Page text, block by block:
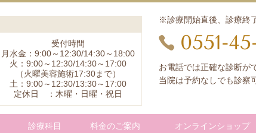
受付時間
月水金：9:00～12:30/14:30～18:00
火：9:00～12:30/14:30～17:00
（火曜美容施術17:30まで）
土：9:00～12:30/13:30～17:00
定休日 ：木曜・日曜・祝日
※診療開始直後、診療終
0551-
お電話では正確な診断が
当院は予約なしでも診察
診療科目 料金のご案内 オンラインショップ